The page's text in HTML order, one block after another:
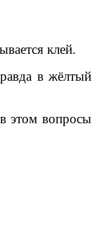
клей.
в жёлтый
этом вопросы